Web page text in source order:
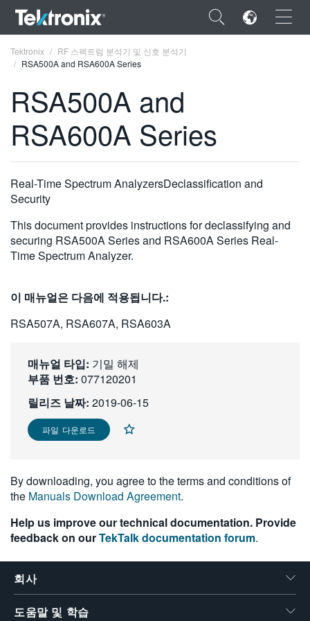
×
ENGLISH
FRANÇAIS
DEUTSCH
简体中文
한국어
繁體中文
Tektronix
RF 스펙트럼 분석기 및 신호 분석기
RSA500A and RSA600A Series
RSA500A and
RSA600A Series
Real-Time Spectrum AnalyzersDeclassification and
Security
This document provides instructions for declassifying and
securing RSA500A Series and RSA600A Series Real-
Time Spectrum Analyzer.
이 매뉴얼은 다음에 적용됩니다.:
RSA507A, RSA607A, RSA603A
매뉴얼 타입: 기밀 해제
부품 번호: 077120201
릴리즈 날짜: 2019-06-15
파일 다운로드
By downloading, you agree to the terms and conditions of
the Manuals Download Agreement.
Help us improve our technical documentation. Provide
feedback on ourTekTalk documentation forum.
회사
도움말 및 학습